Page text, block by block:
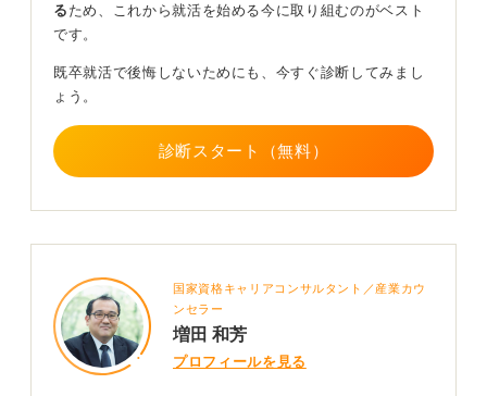
新しい場所に行けば、これから関係性を深めていくわけ
ない」と判断するのが早すぎるというふうにとらえられ
てしまいます。
もしそういう嫌な人がいたときに、自分はどういうふう
に対応して一緒に仕事していこうと思うかということを
なければいけないと思います。
ただ2社でも3社でも辞めてしまった後に、落ち着いて長
二度と無理ということはないので、まずは自分と向き合
うことが大事かなと思います。
る ため、これから就活を始める今に取り組むのがベスト
です。
既卒就活で後悔しないためにも、今すぐ診断してみまし
ょう。
診断スタート（無料）
国家資格キャリアコンサルタント／産業カウ
ンセラー
増田 和芳
プロフィールを見る